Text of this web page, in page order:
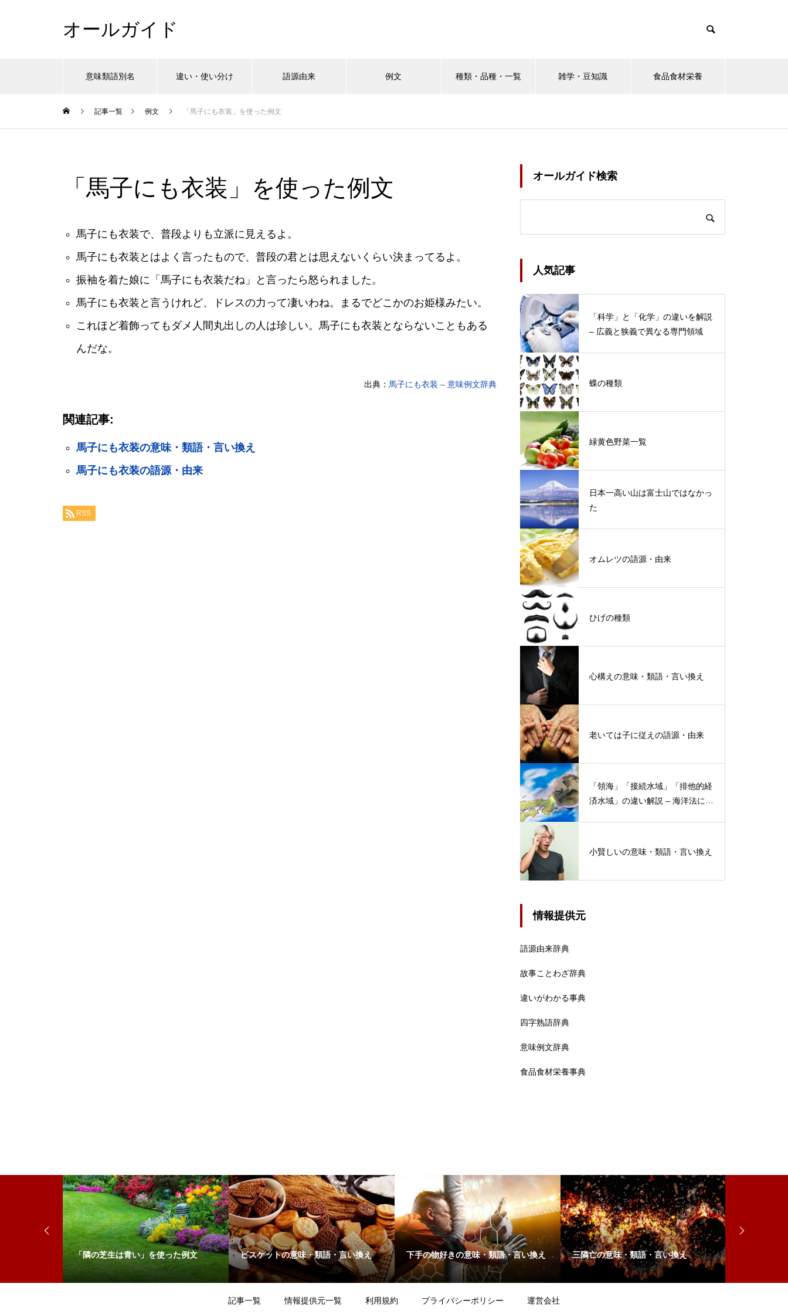
オールガイド
意味類語別名 違い・使い分け 語源由来 例文 種類・品種・一覧 雑学・豆知識 食品食材栄養
記事一覧 例文 「馬子にも衣装」を使った例文
「馬子にも衣装」を使った例文
馬子にも衣装で、普段よりも立派に見えるよ。
馬子にも衣装とはよく言ったもので、普段の君とは思えないくらい決まってるよ。
振袖を着た娘に「馬子にも衣装だね」と言ったら怒られました。
馬子にも衣装と言うけれど、ドレスの力って凄いわね。まるでどこかのお姫様みたい。
これほど着飾ってもダメ人間丸出しの人は珍しい。馬子にも衣装とならないこともある
んだな。
出典： 馬子にも衣装 – 意味例文辞典
関連記事:
馬子にも衣装の意味・類語・言い換え
馬子にも衣装の語源・由来
RSS
オールガイド検索
人気記事
「科学」と「化学」の違いを解説
– 広義と狭義で異なる専門領域
蝶の種類
緑黄色野菜一覧
日本一高い山は富士山ではなかっ
た
オムレツの語源・由来
ひげの種類
心構えの意味・類語・言い換え
老いては子に従えの語源・由来
「領海」「接続水域」「排他的経
済水域」の違い解説 – 海洋法にお
小賢しいの意味・類語・言い換え
情報提供元
語源由来辞典
故事ことわざ辞典
違いがわかる事典
四字熟語辞典
意味例文辞典
食品食材栄養事典
「隣の芝生は青い」を使った例文 ビスケットの意味・類語・言い換え 下手の物好きの意味・類語・言い換え 三隣亡の意味・類語・言い換え
記事一覧 情報提供元一覧 利用規約 プライバシーポリシー 運営会社